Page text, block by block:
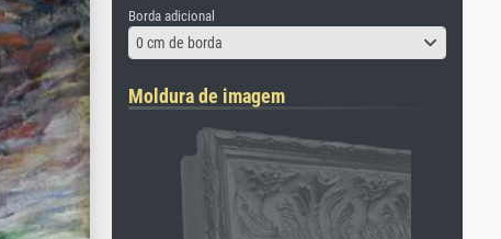
Borda adicional
0 cm de borda
Moldura de imagem